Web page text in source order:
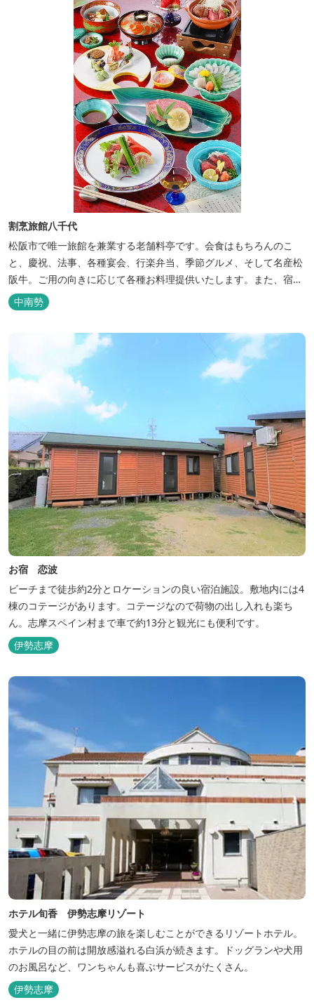
割烹旅館八千代
松阪市で唯一旅館を兼業する老舗料亭です。会食はもちろんのこ
と、慶祝、法事、各種宴会、行楽弁当、季節グルメ、そして名産松
阪牛。ご用の向きに応じて各種お料理提供いたします。また、宿泊
のご用もたまわります。 国登録有形文化財に選ばれた純木造建築で
昔風情をお楽しみください。
中南勢
お宿 恋波
ビーチまで徒歩約2分とロケーションの良い宿泊施設。敷地内には4
棟のコテージがあります。コテージなので荷物の出し入れも楽ち
ん。志摩スペイン村まで車で約13分と観光にも便利です。
伊勢志摩
ホテル旬香 伊勢志摩リゾート
愛犬と一緒に伊勢志摩の旅を楽しむことができるリゾートホテル。
ホテルの目の前は開放感溢れる白浜が続きます。ドッグランや犬用
のお風呂など、ワンちゃんも喜ぶサービスがたくさん。
伊勢志摩